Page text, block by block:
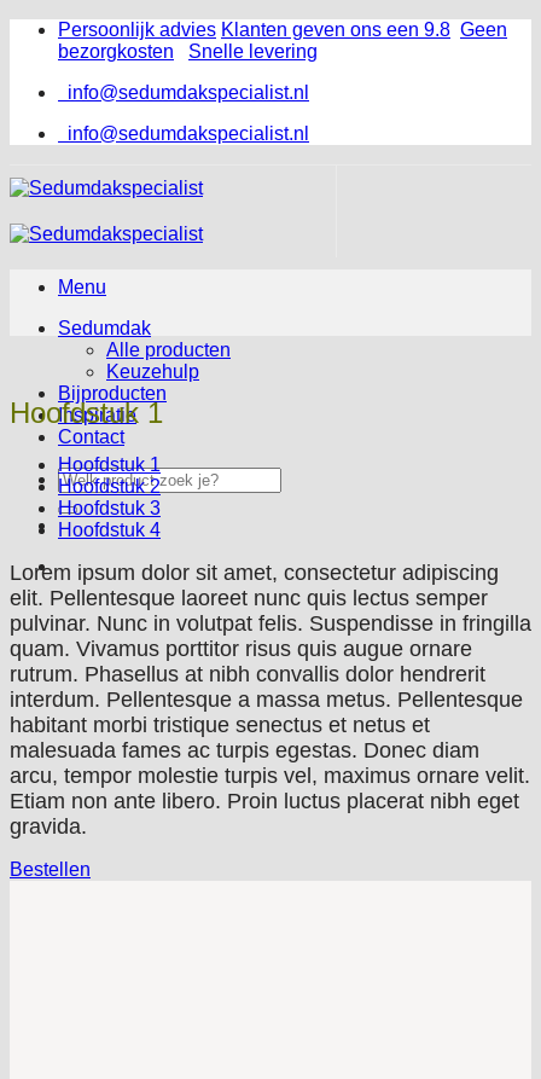
Persoonlijk advies Klanten geven ons een 9.8 Geen
bezorgkosten
Snelle levering
info@sedumdakspecialist.nl
info@sedumdakspecialist.nl
Menu
Sedumdak
Alle producten
Keuzehulp
Bijproducten
Inspiratie
Contact
Zoeken
naar:
Hoofdstuk 1
Hoofdstuk 1
Hoofdstuk 2
Hoofdstuk 3
Hoofdstuk 4
Lorem ipsum dolor sit amet, consectetur adipiscing
elit. Pellentesque laoreet nunc quis lectus semper
pulvinar. Nunc in volutpat felis. Suspendisse in fringilla
quam. Vivamus porttitor risus quis augue ornare
rutrum. Phasellus at nibh convallis dolor hendrerit
interdum. Pellentesque a massa metus. Pellentesque
habitant morbi tristique senectus et netus et
malesuada fames ac turpis egestas. Donec diam
arcu, tempor molestie turpis vel, maximus ornare velit.
Etiam non ante libero. Proin luctus placerat nibh eget
gravida.
Bestellen